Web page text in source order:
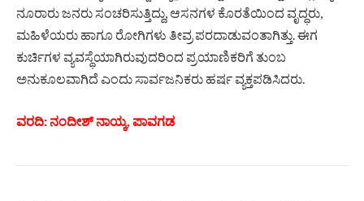
ನೂರಾರು ಜನರು ಸಂಚರಿಸುತ್ತಿದ್ದು, ಆಸನಗಳ ಕೊರತೆಯಿಂದ ವೃದ್ಧರು,
ಮಹಿಳೆಯರು ಹಾಗೂ ರೋಗಿಗಳು ತೀವ್ರ ಪರದಾಡುವಂತಾಗಿತ್ತು. ಈಗ
ಕುರ್ಚಿಗಳ ವ್ಯವಸ್ಥೆಯಾಗಿರುವುದರಿಂದ ಪ್ರಯಾಣಿಕರಿಗೆ ತುಂಬ
ಅನುಕೂಲವಾಗಿದೆ ಎಂದು ಸಾರ್ವಜನಿಕರು ಹರ್ಷ ವ್ಯಕ್ತಪಡಿಸಿದರು.
ವರದಿ: ನಂದೀಶ್ ನಾಯ್ಕ, ಪಾವಗಡ